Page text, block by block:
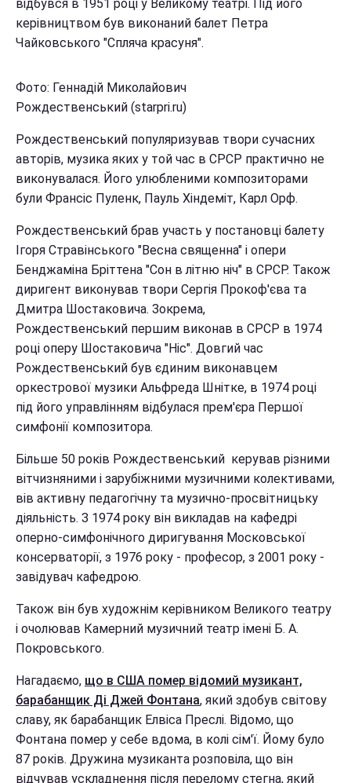
відбувся в 1951 році у Великому театрі. Під його
керівництвом був виконаний балет Петра
Чайковського "Спляча красуня".
Фото: Геннадій Миколайович
Рождественський (starpri.ru)
Рождественський популяризував твори сучасних
авторів, музика яких у той час в СРСР практично не
виконувалася. Його улюбленими композиторами
були Франсіс Пуленк, Пауль Хіндеміт, Карл Орф.
Рождественський брав участь у постановці балету
Ігоря Стравінського "Весна священна" і опери
Бенджаміна Бріттена "Сон в літню ніч" в СРСР. Також
диригент виконував твори Сергія Прокоф'єва та
Дмитра Шостаковича. Зокрема,
Рождественський першим виконав в СРСР в 1974
році оперу Шостаковича "Ніс". Довгий час
Рождественський був єдиним виконавцем
оркестрової музики Альфреда Шнітке, в 1974 році
під його управлінням відбулася прем'єра Першої
симфонії композитора.
Більше 50 років Рождественський керував різними
вітчизняними і зарубіжними музичними колективами,
вів активну педагогічну та музично-просвітницьку
діяльність. З 1974 року він викладав на кафедрі
оперно-симфонічного диригування Московської
консерваторії, з 1976 року - професор, з 2001 року -
завідувач кафедрою.
Також він був художнім керівником Великого театру
і очолював Камерний музичний театр імені Б. А.
Покровського.
Нагадаємо, що в США помер відомий музикант,
барабанщик Ді Джей Фонтана, який здобув світову
славу, як барабанщик Елвіса Преслі. Відомо, що
Фонтана помер у себе вдома, в колі сім'ї. Йому було
87 років. Дружина музиканта розповіла, що він
відчував ускладнення після перелому стегна, який